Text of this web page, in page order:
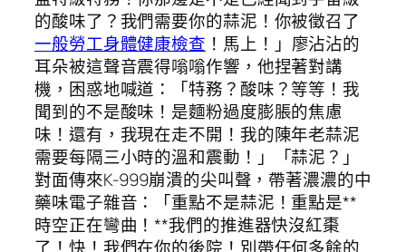
的酸味了？我們需要你的蒜泥！你被徵召了
一般勞工身體健康檢查 ！馬上！」廖沾沾的
耳朵被這聲音震得嗡嗡作響，他捏著對講
機，困惑地喊道：「特務？酸味？等等！我
聞到的不是酸味！是麵粉過度膨脹的焦慮
味！還有，我現在走不開！我的陳年老蒜泥
需要每隔三小時的溫和震動！」「蒜泥？」
對面傳來K-999崩潰的尖叫聲，帶著濃濃的中
藥味電子雜音：「重點不是蒜泥！重點是**
時空正在彎曲！**我們的推進器快沒紅棗